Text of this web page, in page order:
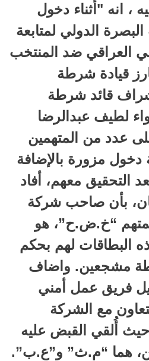
، انه "أثناء دخول
الدولي لمتابعة
العراقي ضد المنتخب
قيادة شرطة
قائد شرطة
لطيف عبدالرضا
عدد من المتهمين
159 بطاقة دخول مزورة بالإضافة
التحقيق معهم، أفاد
بأن صاحب شركة
“خ.ض.ح”، هو
البطاقات لهم بحكم
مشجعين. واضاف
فريق عمل أمني
مع الشركة
حيث أُلقي القبض عليه
هما “م.ث” و”ع.ب”.